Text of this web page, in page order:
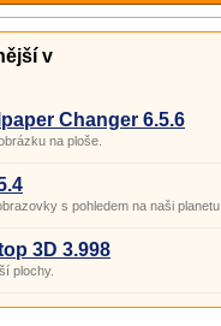
v
Changer 6.5.6
na ploše.
s pohledem na naši planetu.
3D 3.998
plochy.